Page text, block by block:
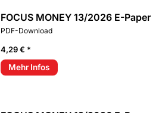
FOCUS MONEY 13/2026 E-Paper
PDF-Download
4,29 € *
Mehr Infos